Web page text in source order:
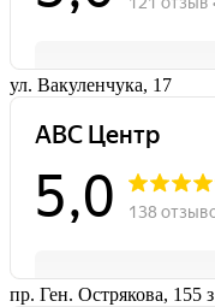
ул. Вакуленчука, 17
пр. Ген. Острякова, 155 з